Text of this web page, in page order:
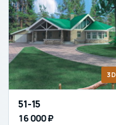
3D
51-15
16 000 ₽